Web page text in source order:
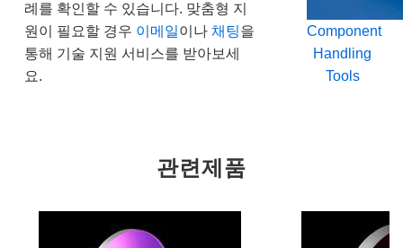
례를 확인할 수 있습니다. 맞춤형 지
원이 필요할 경우 이메일이나 채팅을
통해 기술 지원 서비스를 받아보세
요.
Component
Handling
Tools
관련제품